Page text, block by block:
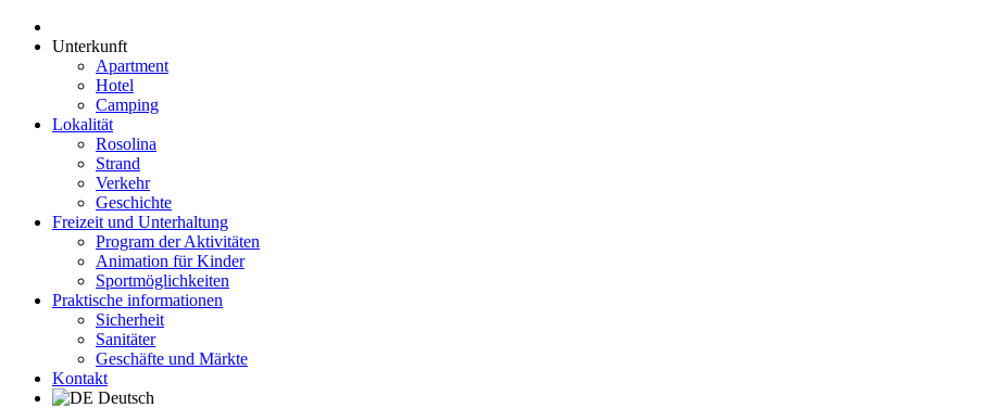
Unterkunft
Apartment
Hotel
Camping
Lokalität
Rosolina
Strand
Verkehr
Geschichte
Freizeit und Unterhaltung
Program der Aktivitäten
Animation für Kinder
Sportmöglichkeiten
Praktische informationen
Sicherheit
Sanitäter
Geschäfte und Märkte
Kontakt
Deutsch